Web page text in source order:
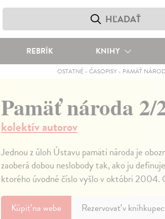
REBRÍK KNIHY
OSTATNÉ -ČASOPISY - PAMÄŤ
Pamäť národa 2/
kolektív autorov
Jednou z úloh Ústavu pamäti národa je
zaoberá dobou neslobody tak, ako ju
ktorého úvodné číslo vyšlo v októbri
Kúpiťna webe Rezervovať v